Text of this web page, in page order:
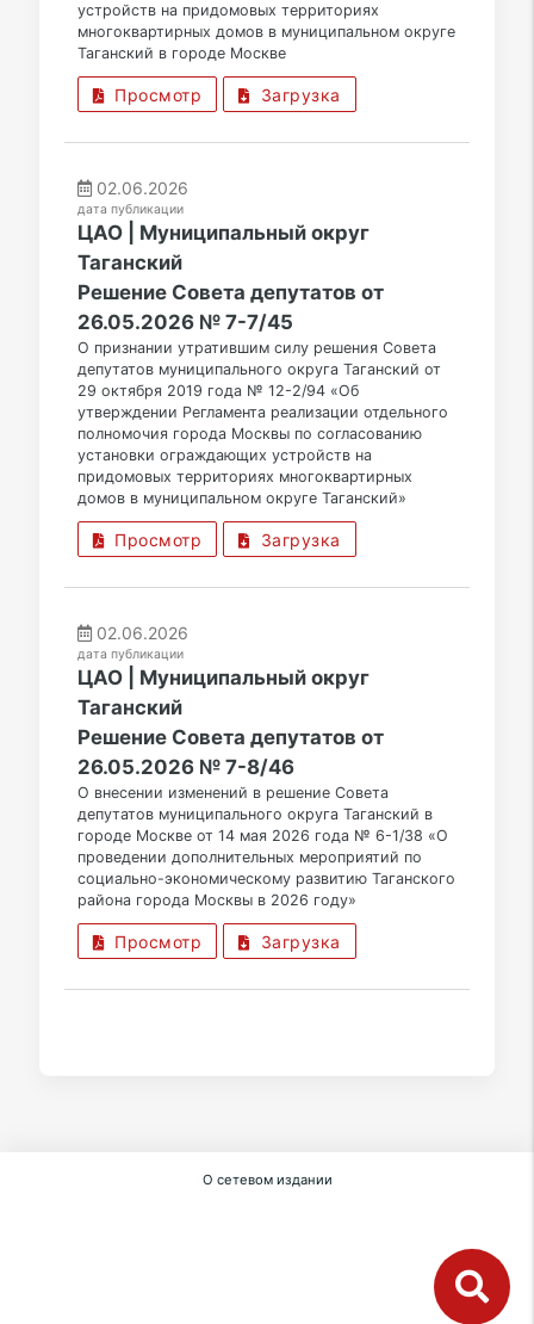
устройств на придомовых территориях
многоквартирных домов в муниципальном округе
Таганский в городе Москве
Просмотр Загрузка
02.06.2026
дата публикации
ЦАО | Муниципальный округ
Таганский
Решение Совета депутатов от
26.05.2026 № 7-7/45
О признании утратившим силу решения Совета
депутатов муниципального округа Таганский от
29 октября 2019 года № 12-2/94 «Об
утверждении Регламента реализации отдельного
полномочия города Москвы по согласованию
установки ограждающих устройств на
придомовых территориях многоквартирных
домов в муниципальном округе Таганский»
Просмотр Загрузка
02.06.2026
дата публикации
ЦАО | Муниципальный округ
Таганский
Решение Совета депутатов от
26.05.2026 № 7-8/46
О внесении изменений в решение Совета
депутатов муниципального округа Таганский в
городе Москве от 14 мая 2026 года № 6-1/38 «О
проведении дополнительных мероприятий по
социально-экономическому развитию Таганского
района города Москвы в 2026 году»
Просмотр Загрузка
О сетевом издании